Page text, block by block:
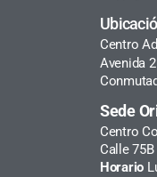
Centro
Avenida
Sede
Centro
Calle
Horario